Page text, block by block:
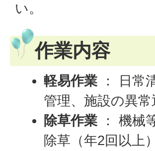
い。
作業内容
軽易作業 ： 日常
管理、施設の異
除草作業 ： 機械
除草（年2回以上）